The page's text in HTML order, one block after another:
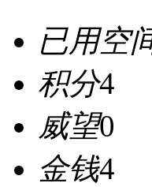
已用空
积分4
威望0
金钱4